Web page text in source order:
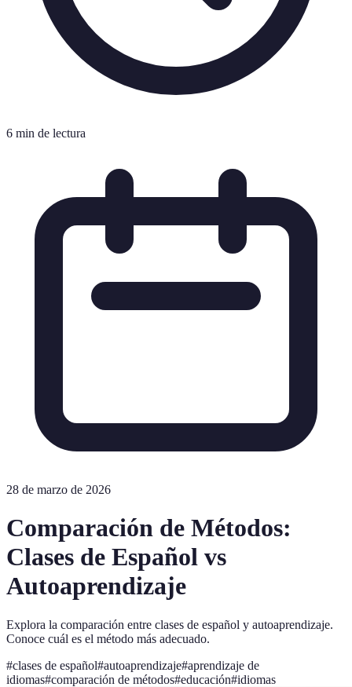
6 min de lectura
28 de marzo de 2026
Comparación de Métodos:
Clases de Español vs
Autoaprendizaje
Explora la comparación entre clases de español y autoaprendizaje.
Conoce cuál es el método más adecuado.
#clases de español#autoaprendizaje#aprendizaje de
idiomas#comparación de métodos#educación#idiomas